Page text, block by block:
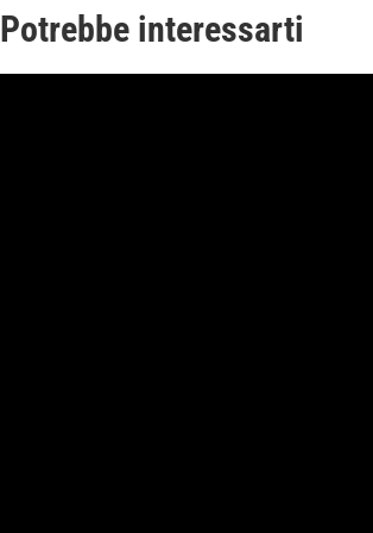
Potrebbe interessarti